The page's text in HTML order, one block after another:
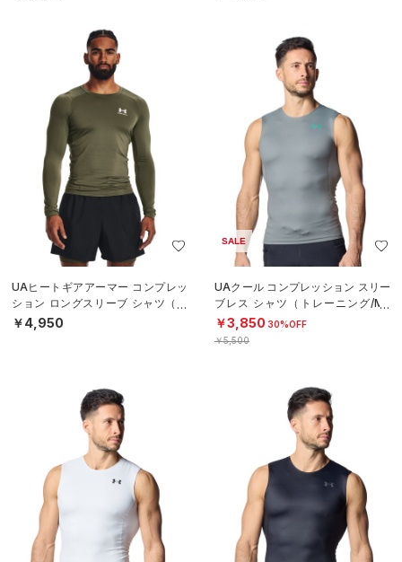
UAヒートギアアーマー コンプレッ
ション ロングスリーブ シャツ（ト
レーニング/MEN）
￥4,950
SALE
UAクール コンプレッション スリー
ブレス シャツ（トレーニング/ME
N）
￥3,850 30%OFF
￥5,500